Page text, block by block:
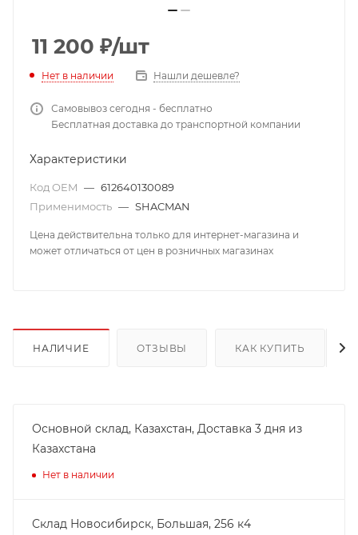
11 200 ₽/шт
Нет в наличии Нашли дешевле?
Самовывоз сегодня - бесплатно
Бесплатная доставка до транспортной компании
Характеристики
Код OEM — 612640130089
Применимость — SHACMAN
Цена действительна только для интернет-магазина и
может отличаться от цен в розничных магазинах
НАЛИЧИЕ ОТЗЫВЫ КАК КУПИТЬ
Основной склад, Казахстан, Доставка 3 дня из
Казахстана
Нет в наличии
Склад Новосибирск, ​Большая, 256 к4